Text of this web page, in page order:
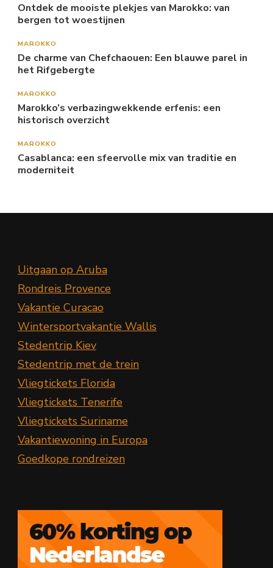
Ontdek de mooiste plekjes van Marokko: van
bergen tot woestijnen
MAROKKO
De charme van Chefchaouen: Een blauwe parel in
het Rifgebergte
MAROKKO
Marokko’s verbazingwekkende erfenis: een
historisch overzicht
MAROKKO
Casablanca: een sfeervolle mix van traditie en
moderniteit
Uitgaan op Aruba
Rondreis Provence
Vakantie Curacao
Wintersportvakantie Wallis
Stedentrip Kiev
Stedentrip met de trein
Vliegtickets Florida
Vliegtickets Tenerife
Vliegtickets Suriname
Vakantiewoning in Europa
Goedkope rondreizen